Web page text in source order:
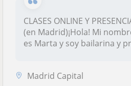
CLASES ONLINE Y
(en Madrid)¡Hola! Mi
es Marta y soy bailarina y
Madrid Capital